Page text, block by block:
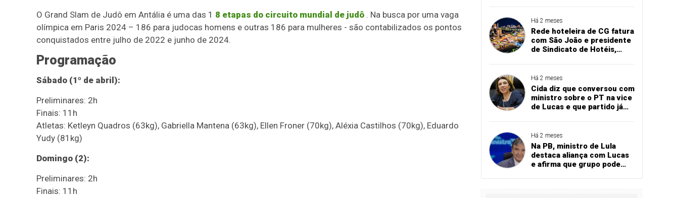
O Grand Slam de Judô em Antália é uma das 1 8 etapas do circuito mundial de judô . Na busca por uma vaga
olímpica em Paris 2024 – 186 para judocas homens e outras 186 para mulheres - são contabilizados os pontos
conquistados entre julho de 2022 e junho de 2024.
Programação
Sábado (1º de abril):
Preliminares: 2h
Finais: 11h
Atletas: Ketleyn Quadros (63kg), Gabriella Mantena (63kg), Ellen Froner (70kg), Aléxia Castilhos (70kg), Eduardo
Yudy (81kg)
Domingo (2):
Preliminares: 2h
Finais: 11h
Há 2 meses
Rede hoteleira de CG fatura
com São João e presidente
de Sindicato de Hotéis,
Há 2 meses
Cida diz que conversou com
ministro sobre o PT na vice
de Lucas e que partido já
Há 2 meses
Na PB, ministro de Lula
destaca aliança com Lucas
e afirma que grupo pode